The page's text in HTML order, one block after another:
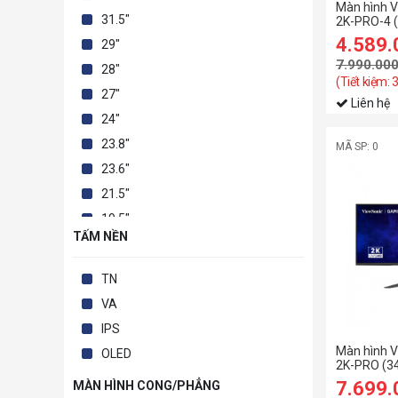
31.5"
29"
28"
27"
24"
23.8"
23.6"
21.5"
19.5"
19"
TẤM NỀN
TN
VA
IPS
OLED
MÀN HÌNH CONG/PHẲNG
Màn hình
2K-PRO-4
Inch/
(Tiết kiệm:
Liên hệ
MÃ SP: 0
Màn hình
2K-PRO
inch/